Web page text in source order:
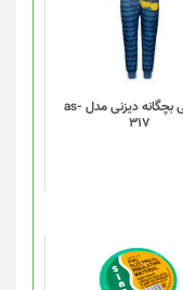
سرهمی بچگانه دیزنی مدل as-
317